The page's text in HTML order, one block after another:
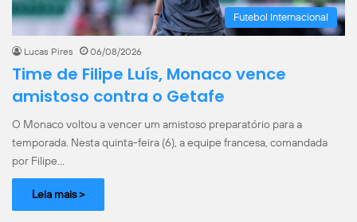
Futebol Internacional
Lucas Pires 06/08/2026
Time de Filipe Luís, Monaco vence
amistoso contra o Getafe
O Monaco voltou a vencer um amistoso preparatório para a
temporada. Nesta quinta-feira (6), a equipe francesa, comandada
por Filipe…
Leia mais >